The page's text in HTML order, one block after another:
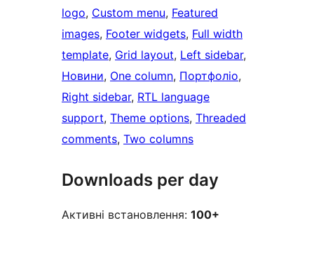
logo, Custom menu, Featured
images, Footer widgets, Full width
template, Grid layout, Left sidebar
Новини, One column, Портфоліо
Right sidebar, RTL language
support, Theme options, Threaded
comments, Two columns
Downloads per day
Активні встановлення: 100+